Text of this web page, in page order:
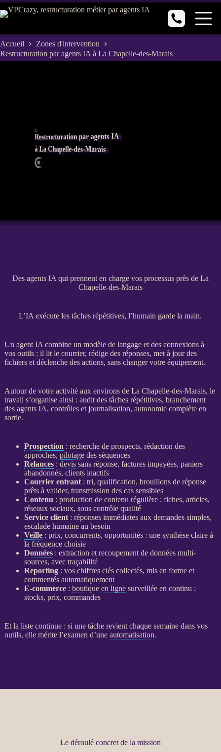
Passer
au
Accueil
Zones d'intervention
Restructuration par agents IA à La Chapelle-des-Marais
Restructuration par agents IA
à La Chapelle-des-Marais
Des agents IA qui prennent en charge vos processus près de La
Chapelle-des-Marais
L’IA exécute les tâches répétitives, l’humain garde la main.
Un agent IA combine un modèle de langage et des connexions à
vos outils : il lit le courrier, rédige des réponses, met à jour des
fichiers et déclenche des actions, sans changer votre équipement.
Autour de votre activité aux environs de La Chapelle-des-Marais, le
travail s’organise ainsi : audit des tâches répétitives, branchement
des agents IA, contrôles et journalisation, autonomie complète en
sortie.
Prospection : recherche de prospects, rédaction des
approches, pilotagedes séquences
Relances: devissans réponse, factures impayées, paniers
abandonnés, clients inactifs
Courrier entrant: tri, qualification, brouillons de réponse
prêts à valider, transmission des cas sensibles
Contenu : production de contenu régulière : fiches, articles,
réseaux sociaux, sous contrôle qualité
Service client: réponses immédiates aux demandes simples,
escalade humaine au besoin
Veille: prix, concurrents, opportunités : une synthèse claire à
la fréquence choisie
Données: extraction et recoupement de donnéesmulti-
sources, avec traçabilité
Reporting: vos chiffres clés collectés, mis en forme et
commentés automatiquement
E-commerce: boutique en lignesurveillée en continu :
stocks, prix, commandes
Et la liste continue : si une tâche revient chaque semaine dans vos
outils, elle mérite l’examen d’une automatisation.
Le déroulé concret de la mission